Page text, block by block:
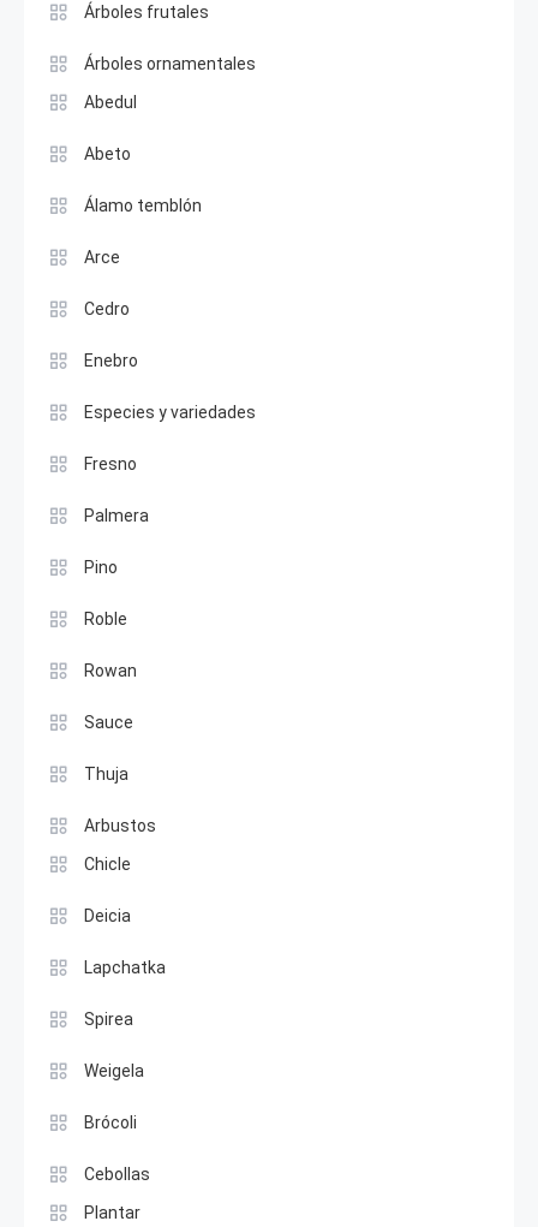
Árboles frutales
Árboles ornamentales
Abedul
Abeto
Álamo temblón
Arce
Cedro
Enebro
Especies y variedades
Fresno
Palmera
Pino
Roble
Rowan
Sauce
Thuja
Arbustos
Chicle
Deicia
Lapchatka
Spirea
Weigela
Brócoli
Cebollas
Plantar